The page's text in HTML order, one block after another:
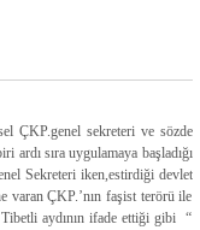
ÇKP.genel sekreteri ve sözde
sıra uygulamaya başladığı
Sekreteri iken,estirdiği devlet
varan ÇKP.’nın faşist terörü ile
aydının ifade ettiği gibi “